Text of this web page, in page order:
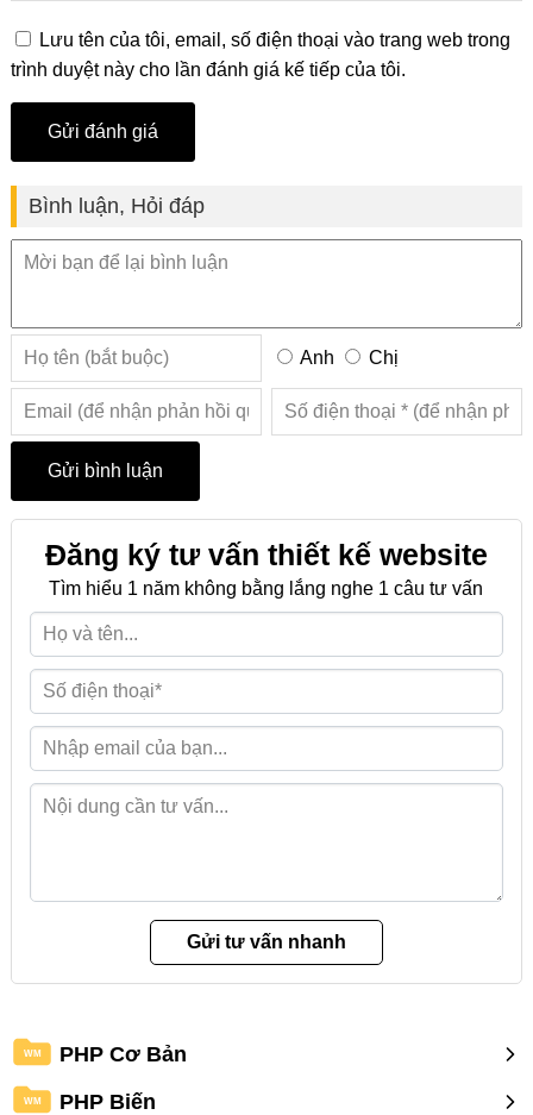
Lưu tên của tôi, email, số điện thoại vào trang web trong
trình duyệt này cho lần đánh giá kế tiếp của tôi.
Bình luận, Hỏi đáp
Anh Chị
Đăng ký tư vấn thiết kế website
Tìm hiểu 1 năm không bằng lắng nghe 1 câu tư vấn
WM PHP Cơ Bản
WM PHP Biến